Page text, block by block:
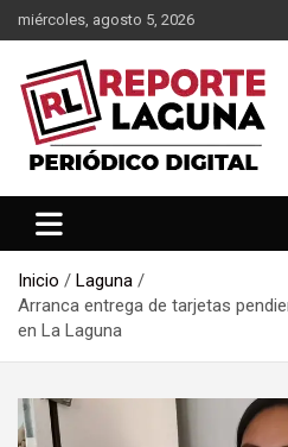
Saltar
al
contenido
miércoles, agosto 5, 2026
Reporte Laguna
Inicio
Laguna
Arranca entrega de tarjetas
en La Laguna